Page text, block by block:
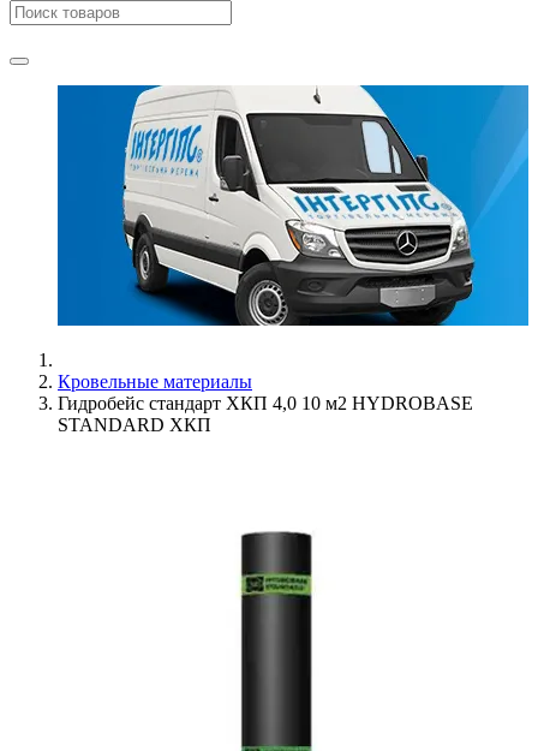
Кровельные материалы
Гидробейс стандарт ХКП 4,0 10 м2 HYDROBASE
STANDARD ХКП